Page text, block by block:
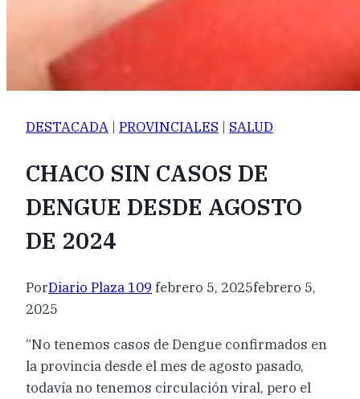
DESTACADA | PROVINCIALES | SALUD
CHACO SIN CASOS DE
DENGUE DESDE AGOSTO
DE 2024
PorDiario Plaza 109 febrero 5, 2025febrero 5,
2025
“No tenemos casos de Dengue confirmados en
la provincia desde el mes de agosto pasado,
todavía no tenemos circulación viral, pero el